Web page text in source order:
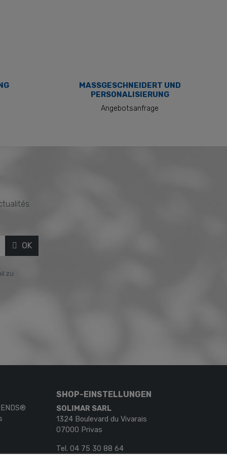
MASSGESCHNEIDERT UND P
ERSONALISIERUNG
Angebotsanfrage
OK
zu
SHOP-EINSTELLUNGEN
SOLIMAR SARL
1324 Boulevard du Vivarais
07000 Privas
Tel. 04 75 30 88 64